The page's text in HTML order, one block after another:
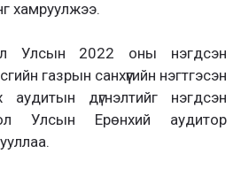
хамруулжээ.
Улсын 2022 оны нэгдсэн
газрын санхүүгийн нэгтгэсэн
аудитын дүгнэлтийг нэгдсэн
Улсын Ерөнхий аудитор